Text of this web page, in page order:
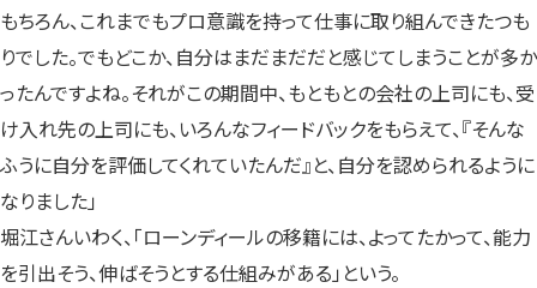
もちろん、これまでもプロ意識を持って仕事に取り組んできたつも
りでした。でもどこか、自分はまだまだだと感じてしまうことが多か
ったんですよね。それがこの期間中、もともとの会社の上司にも、受
け入れ先の上司にも、いろんなフィードバックをもらえて、『そんな
ふうに自分を評価してくれていたんだ』と、自分を認められるように
なりました」
堀江さんいわく、「ローンディールの移籍には、よってたかって、能力
を引出そう、伸ばそうとする仕組みがある」という。